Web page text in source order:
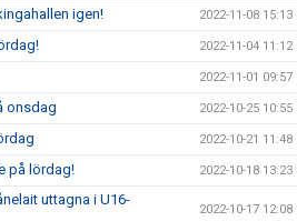
igen! 2022-11-08 15:13
2022-11-04 11:12
2022-11-01 09:57
onsdag 2022-10-25 10:55
2022-10-21 11:48
på lördag! 2022-10-18 13:23
uttagna i U16-
2022-10-17 12:08